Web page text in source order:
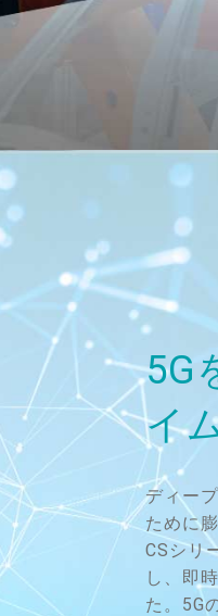
5G
イ
ディー
ために
CSシリ
し、即
た。5G